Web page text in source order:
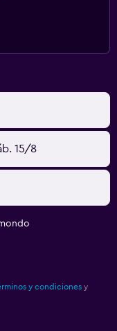
15/8
y condiciones y